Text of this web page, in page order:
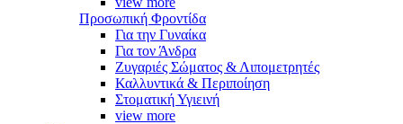
Προσωπική Φροντίδα
Για την Γυναίκα
Για τον Άνδρα
Ζυγαριές Σώματος & Λιπομετρητές
Καλλυντικά & Περιποίηση
Στοματική Υγιεινή
view more